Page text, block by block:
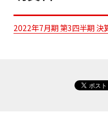
2022年7月期 第3四半期 決